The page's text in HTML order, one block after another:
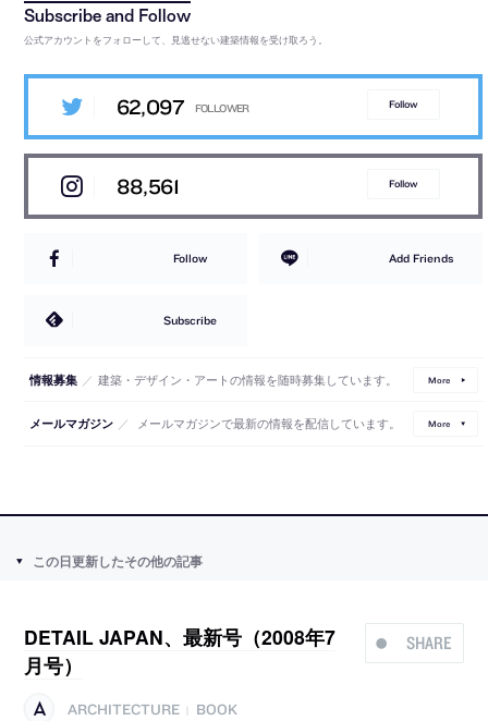
公式アカウントをフォローして、見逃せない建築情報を受け取ろう。
62,097 Follow
88,561 Follow
Follow Add Friends
Subscribe
情報募集 ／ 建築・デザイン・アートの情報を随時募集しています。 More
メールマガジン ／ メールマガジンで最新の情報を配信しています。 More
この日更新したその他の記事
SHARE
DETAIL JAPAN、最新号（2008年7
月号）
ARCHITECTURE BOOK